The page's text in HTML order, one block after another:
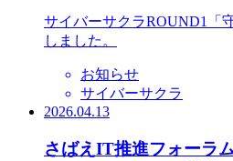
サイバーサクラROUND1「
しました。
お知らせ
サイバーサクラ
2026.04.13
さばえIT推進フォーラ